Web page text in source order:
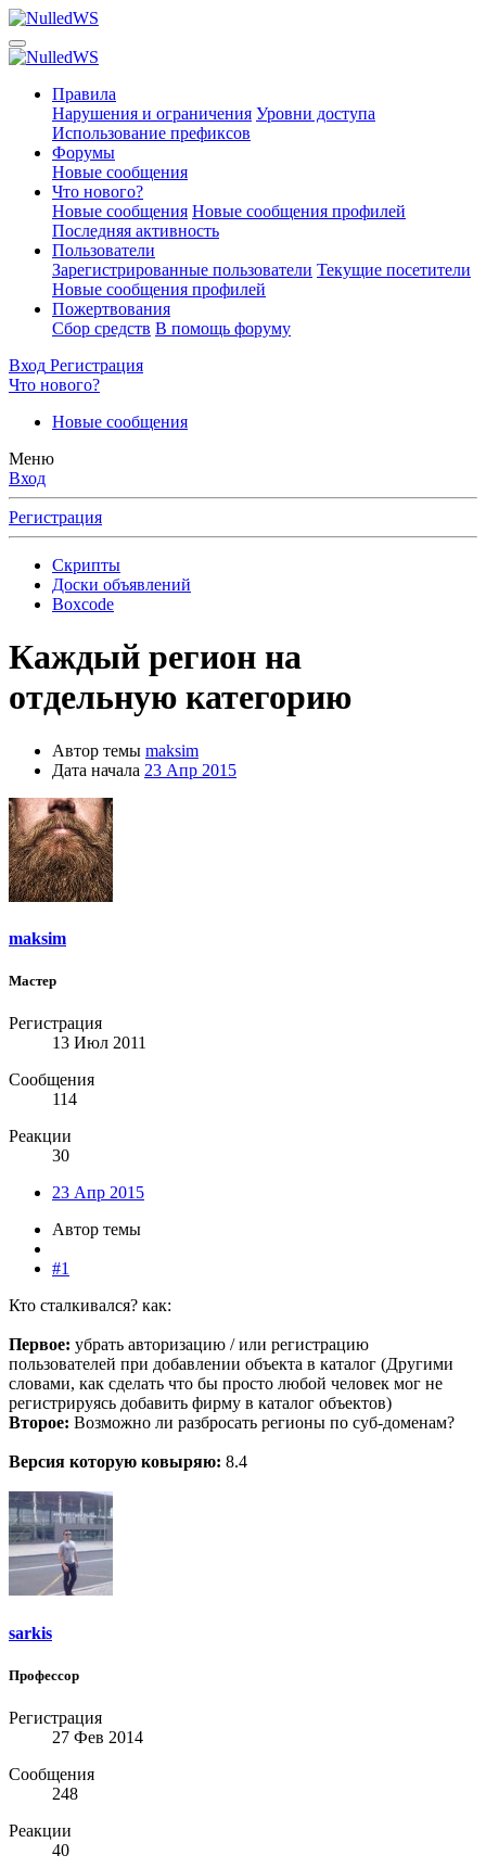
Правила
Нарушения и ограничения Уровни доступа
Использование префиксов
Форумы
Новые сообщения
Что нового?
Новые сообщения Новые сообщения профилей
Последняя активность
Пользователи
Зарегистрированные пользователи Текущие посетители
Новые сообщения профилей
Пожертвования
Сбор средств В помощь форуму
Вход Регистрация
Что нового?
Новые сообщения
Меню
Вход
Регистрация
Скрипты
Доски объявлений
Boxcode
Каждый регион на
отдельную категорию
Автор темы maksim
Дата начала 23 Апр 2015
maksim
Мастер
Регистрация
13 Июл 2011
Сообщения
114
Реакции
30
23 Апр 2015
Автор темы
#1
Кто сталкивался? как:
Первое: убрать авторизацию / или регистрацию
пользователей при добавлении объекта в каталог (Другими
словами, как сделать что бы просто любой человек мог не
регистрируясь добавить фирму в каталог объектов)
Второе: Возможно ли разбросать регионы по суб-доменам?
Версия которую ковыряю: 8.4
sarkis
Профессор
Регистрация
27 Фев 2014
Сообщения
248
Реакции
40